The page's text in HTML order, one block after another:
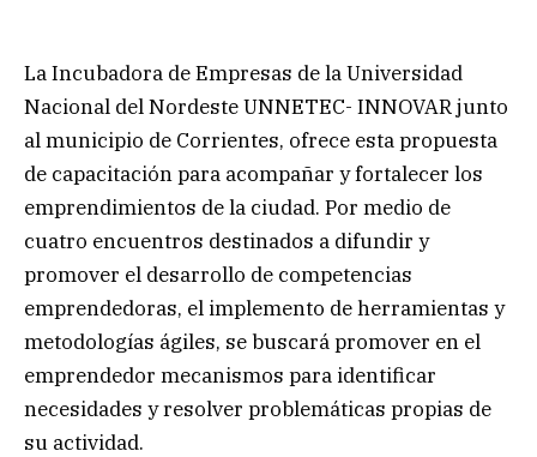
La Incubadora de Empresas de la Universidad
Nacional del Nordeste UNNETEC- INNOVAR junto
al municipio de Corrientes, ofrece esta propuesta
de capacitación para acompañar y fortalecer los
emprendimientos de la ciudad. Por medio de
cuatro encuentros destinados a difundir y
promover el desarrollo de competencias
emprendedoras, el implemento de herramientas y
metodologías ágiles, se buscará promover en el
emprendedor mecanismos para identificar
necesidades y resolver problemáticas propias de
su actividad.